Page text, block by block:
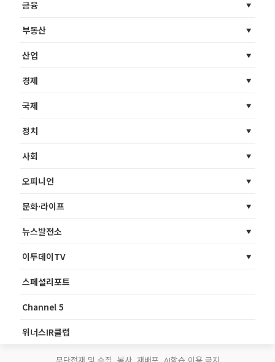
금융
부동산
산업
경제
국제
정치
사회
오피니언
문화·라이프
뉴스발전소
이투데이TV
스페셜리포트
Channel 5
위너스IR클럽